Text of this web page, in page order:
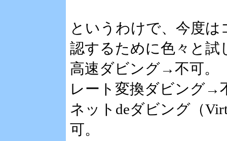
というわけで、今度
認するために色々と試
高速ダビング→不可。
レート変換ダビング→
ネットdeダビング（
可。